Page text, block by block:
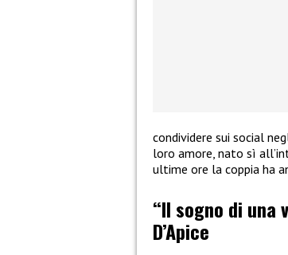
condividere sui social
loro amore, nato sì
ultime ore la coppia ha
“Il sogno di una
D’Apice